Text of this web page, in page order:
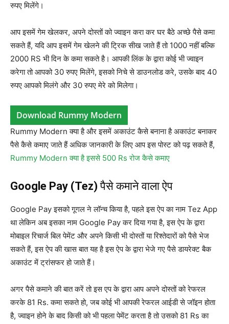
रुपए मिलेंगे।
आप इसमें गेम खेलकर, अपने दोस्तों को ज्वाइन करा कर घर बैठे अच्छे पैसे कमा
सकते हैं, यदि आप इसमें गेम खेलने की ट्रिक सीख जाते हैं तो 1000 नहीं बल्कि
2000 RS भी दिन के कमा सकते है। आपकी लिंक के द्वारा कोई भी ज्वाइन
करेगा तो आपको 30 रुपए मिलेंगे, इसको निचे से डाउनलोड करे, उसके बाद 40
रुपए आपको मिलंगे और 30 रुपए मेरे को मिलेगा।
Download Rummy Modern
Rummy Modern क्या है और इसमें अकाउंट कैसे बनाना है अकाउंट बनाकर
पैसे कैसे कमाए जाते हैं अधिक जानकारी के लिए आप इस पोस्ट को पढ़ सकते हैं,
Rummy Modern क्या है इससे 500 Rs रोज कैसे कमाए
Google Pay (Tez) पैसे कमाने वाला ऐप
Google Pay इसको गूगल ने लॉन्च किया है, पहले इस ऐप का नाम Tez App
था लेकिन अब इसका नाम Google Pay कर दिया गया है, इस ऐप के द्वारा
मोबाइल रिचार्ज बिल पेमेंट और अपने किसी भी दोस्तों या रिश्तेदारों को पैसे भेज
सकते हैं, इस ऐप की खास बात यह है इस ऐप के द्वारा भेजे गए पैसे डायरेक्ट बैक
अकाउंट में ट्रांसफर हो जाते हैं।
अगर पैसे कमाने की बात करें तो इस एप के द्वारा आप अपने दोस्तों को रेफरल
करके 81 Rs. कमा सकते हो, जब कोई भी आपकी रेफरल आईडी से जॉइन होता
है, ज्वाइन होने के बाद किसी को भी पहला पेमेंट करता है तो उसको 81 Rs का